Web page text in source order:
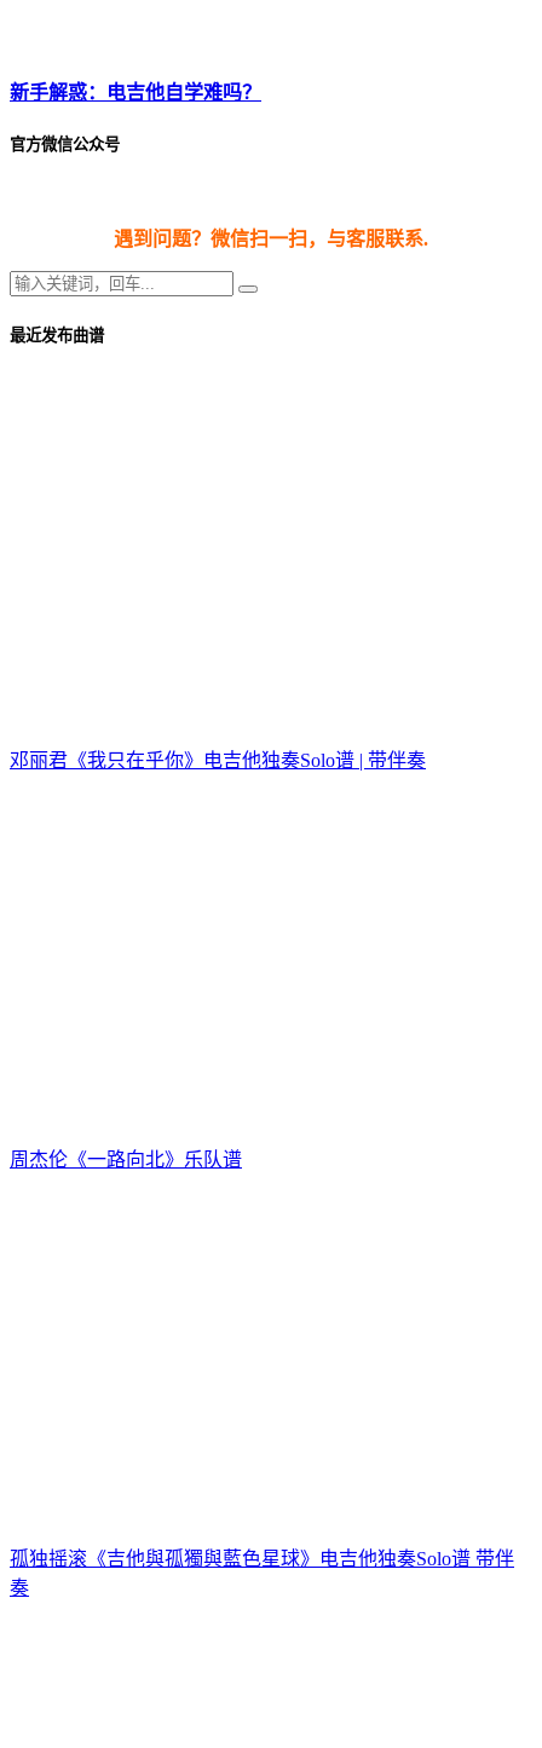
新手解惑：电吉他自学难吗？
官方微信公众号
遇到问题？微信扫一扫，与客服联系.
最近发布曲谱
邓丽君《我只在乎你》电吉他独奏Solo谱 | 带伴奏
周杰伦《一路向北》乐队谱
孤独摇滚《吉他與孤獨與藍色星球》电吉他独奏Solo谱 带伴
奏